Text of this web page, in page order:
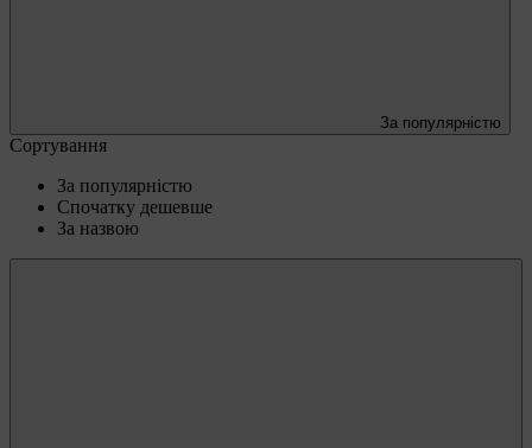
За популярністю
Сортування
За популярністю
Спочатку дешевше
За назвою